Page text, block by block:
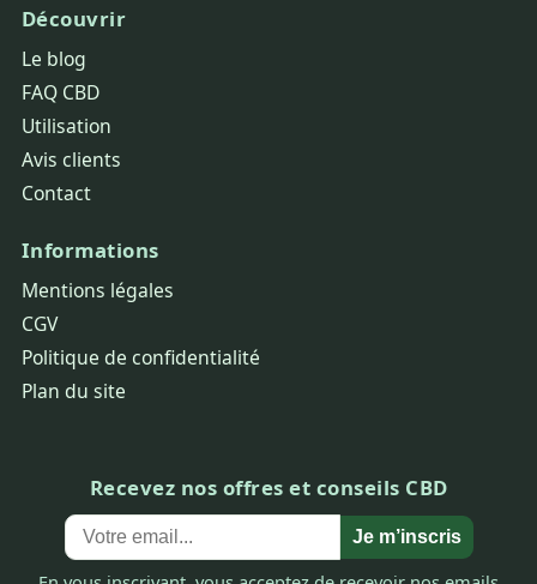
Découvrir
Le blog
FAQ CBD
Utilisation
Avis clients
Contact
Informations
Mentions légales
CGV
Politique de confidentialité
Plan du site
Recevez nos offres et conseils CBD
Je m’inscris